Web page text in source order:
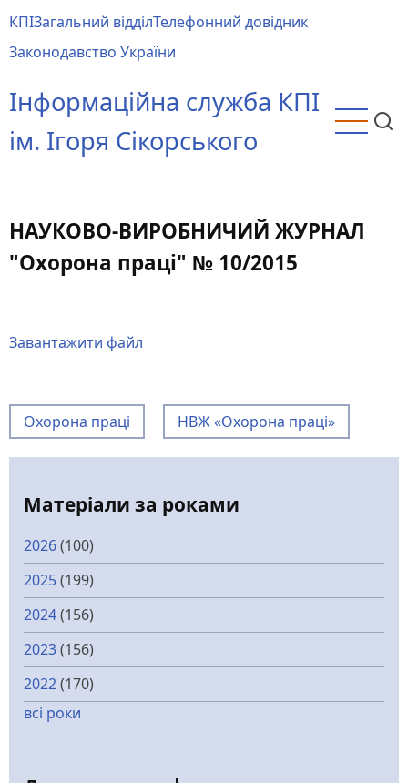
до
основного
КПІЗагальний відділТелефонний довідник
Законодавство України
Інформаційна служба КПІ
ім. Ігоря Сікорського
НАУКОВО-ВИРОБНИЧИЙ ЖУРНАЛ
"Охорона праці" № 10/2015
Завантажити файл
Охорона праці НВЖ «Охорона праці»
Матеріали за роками
2026(100)
2025(199)
2024(156)
2023(156)
2022(170)
всі роки